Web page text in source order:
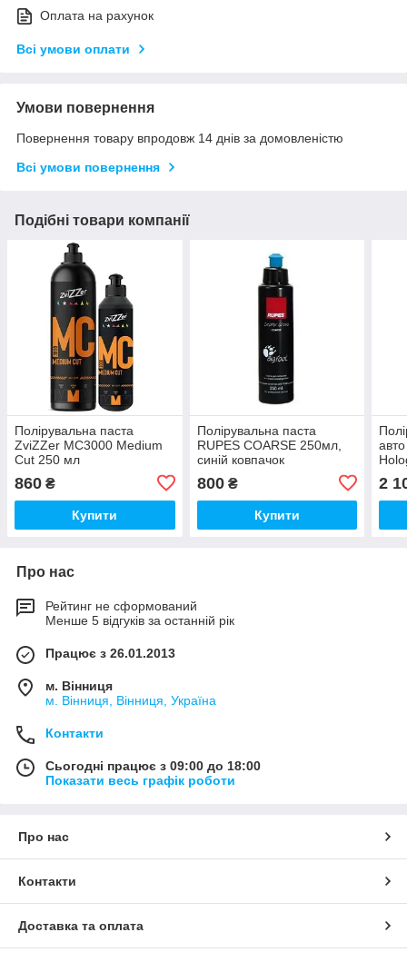
Оплата на рахунок
Всі умови оплати
Умови повернення
Повернення товару впродовж 14 днів за домовленістю
Всі умови повернення
Подібні товари компанії
Полірувальна паста
ZviZZer MC3000 Medium
Cut 250 мл
860 ₴
Купити
Полірувальна паста
RUPES COARSE 250мл,
синій ковпачок
800₴
Купити
2
Про нас
Рейтинг не сформований
Менше 5 відгуків за останній рік
Працює з 26.01.2013
м. Вінниця
м. Вінниця, Вінниця, Україна
Контакти
Сьогодні працює з 09:00 до 18:00
Показати весь графік роботи
Про нас
Контакти
Доставка та оплата